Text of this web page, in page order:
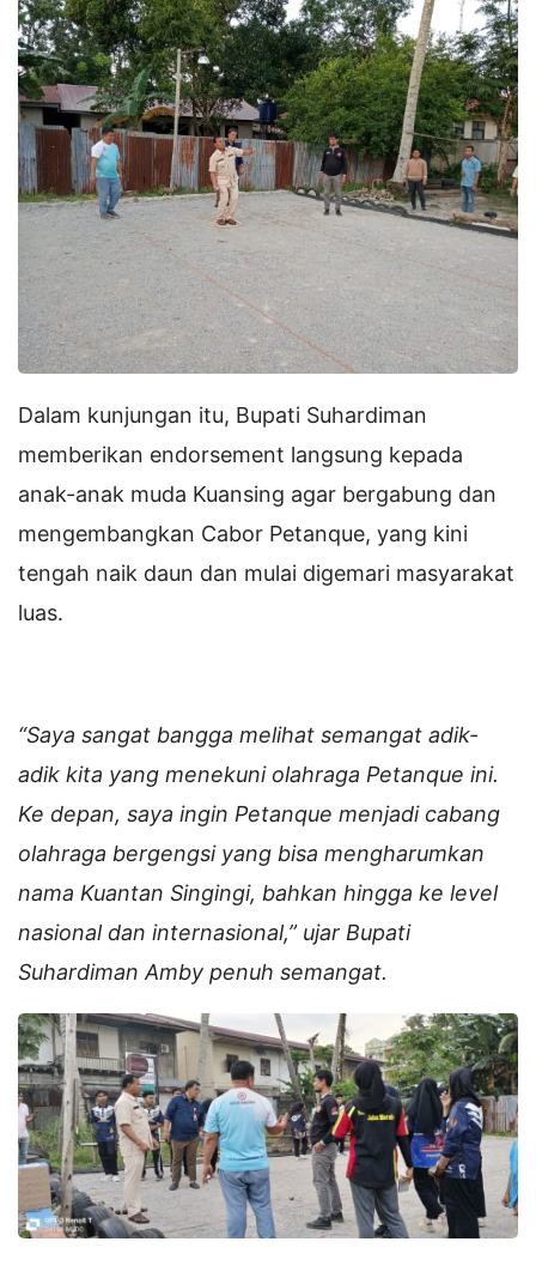
Dalam kunjungan itu, Bupati Suhardiman
memberikan endorsement langsung kepada
anak-anak muda Kuansing agar bergabung dan
mengembangkan Cabor Petanque, yang kini
tengah naik daun dan mulai digemari masyarakat
luas.
“Saya sangat bangga melihat semangat adik-
adik kita yang menekuni olahraga Petanque ini.
Ke depan, saya ingin Petanque menjadi cabang
olahraga bergengsi yang bisa mengharumkan
nama Kuantan Singingi, bahkan hingga ke level
nasional dan internasional,” ujar Bupati
Suhardiman Amby penuh semangat.